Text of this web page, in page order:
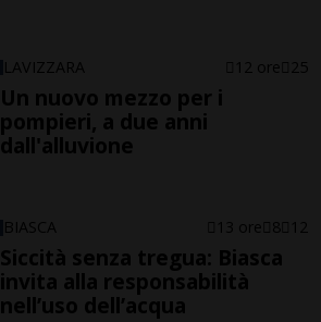
LAVIZZARA 12 ore 25
Un nuovo mezzo per i
pompieri, a due anni
dall'alluvione
BIASCA 13 ore 8 12
Siccità senza tregua: Biasca
invita alla responsabilità
nell’uso dell’acqua